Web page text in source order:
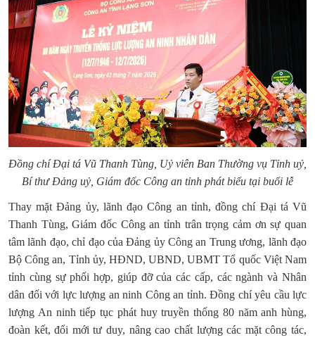
Đồng chí Đại tá Vũ Thanh Tùng, Uỷ viên Ban Thường vụ Tỉnh uỷ,
Bí thư Đảng uỷ, Giám đốc Công an tỉnh phát biểu tại buổi lễ
Thay mặt Đảng ủy, lãnh đạo Công an tỉnh, đồng chíĐại tá Vũ
Thanh Tùng, Giám đốc Công an tỉnh trân trọng cảm ơn sự quan
tâm lãnh đạo, chỉ đạo củaĐảng ủy Công an Trung ương, lãnh đạo
Bộ Công an, Tỉnh ủy, HĐND, UBND, UBMT Tổ quốc Việt Nam
tỉnh cùng sự phối hợp, giúp đỡ của các cấp, các ngànhvà Nhân
dân đối với lực lượng an ninh Công an tỉnh. Đồng chí yêu cầu lực
lượng An ninh tiếp tục phát huy truyền thống 80 năm anh hùng,
đoàn kết, đổi mới tư duy, nâng cao chất lượng các mặt công tác,